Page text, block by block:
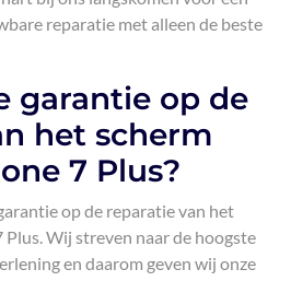
reparatie met alleen de beste
garantie op de
het scherm
7 Plus?
op de reparatie van het
Plus. Wij streven naar de hoogste
en daarom geven wij onze